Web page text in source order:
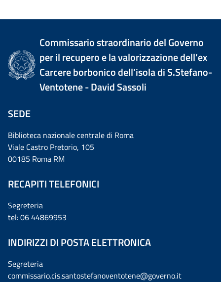
Commissario straordinario del Governo
per il recupero e la valorizzazione dell’ex
Carcere borbonico dell’isola di S.Stefano-
Ventotene - David Sassoli
SEDE
Biblioteca nazionale centrale di Roma
Viale Castro Pretorio, 105
00185 Roma RM
RECAPITI TELEFONICI
Segreteria
tel: 06 44869953
INDIRIZZI DI POSTA ELETTRONICA
Segreteria
commissario.cis.santostefanoventotene@governo.it